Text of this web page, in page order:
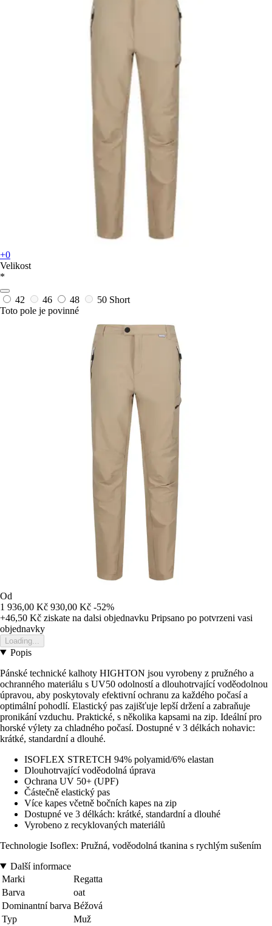
+0
Velikost
*
42 46 48
50 Short
Toto pole je povinné
Od
1 936,00 Kč 930,00 Kč -52%
+46,50 Kč ziskate na dalsi objednavku Pripsano po potvrzeni vasi
objednavky
Loading...
Popis
Pánské technické kalhoty HIGHTON jsou vyrobeny z pružného a
ochranného materiálu s UV50 odolností a dlouhotrvající voděodolnou
úpravou, aby poskytovaly efektivní ochranu za každého počasí a
optimální pohodlí. Elastický pas zajišťuje lepší držení a zabraňuje
pronikání vzduchu. Praktické, s několika kapsami na zip. Ideální pro
horské výlety za chladného počasí. Dostupné v 3 délkách nohavic:
krátké, standardní a dlouhé.
ISOFLEX STRETCH 94% polyamid/6% elastan
Dlouhotrvající voděodolná úprava
Ochrana UV 50+ (UPF)
Částečně elastický pas
Více kapes včetně bočních kapes na zip
Dostupné ve 3 délkách: krátké, standardní a dlouhé
Vyrobeno z recyklovaných materiálů
Technologie Isoflex: Pružná, voděodolná tkanina s rychlým sušením
Další informace
Marki
Regatta
Barva
oat
Dominantní barva Béžová
Typ
Muž